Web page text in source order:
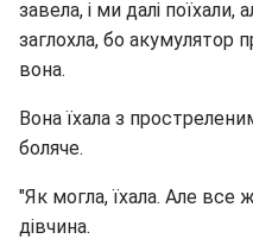
завела, і ми далі
заглохла, бо акумулятор
вона.
Вона їхала з
боляче.
"Як могла, їхала. Але все
дівчина.